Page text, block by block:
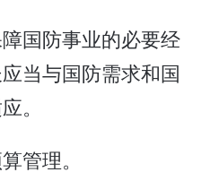
国防事业的必要经
当与国防需求和国
。
管理。